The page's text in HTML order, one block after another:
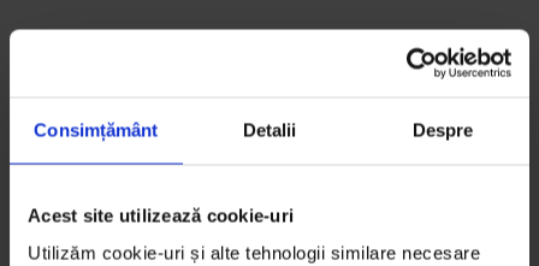
Consimțământ Detalii Despre
Acest site utilizează cookie-uri
Utilizăm cookie-uri și alte tehnologii similare necesare